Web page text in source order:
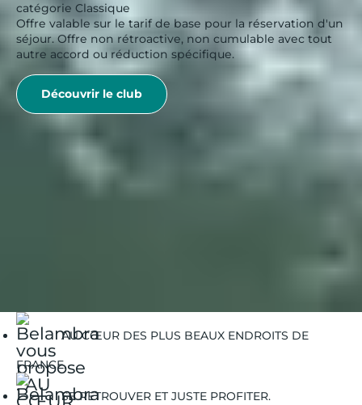
catégorie Classique
Offre valable sur le tarif de base pour la réservation d'un
séjour. Offre non rétroactive, non cumulable avec tout
autre accord ou réduction spécifique.
Découvrir le club
AU CŒUR DES PLUS BEAUX ENDROITS DE
FRANCE.
SE RETROUVER ET JUSTE PROFITER.